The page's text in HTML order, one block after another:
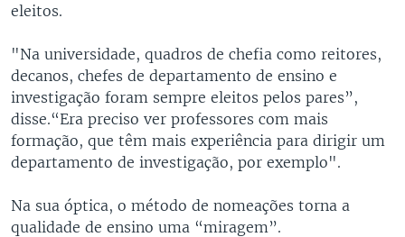
eleitos.
"Na universidade, quadros de chefia como reitores,
decanos, chefes de departamento de ensino e
investigação foram sempre eleitos pelos pares”,
disse.“Era preciso ver professores com mais
formação, que têm mais experiência para dirigir um
departamento de investigação, por exemplo".
Na sua óptica, o método de nomeações torna a
qualidade de ensino uma “miragem”.